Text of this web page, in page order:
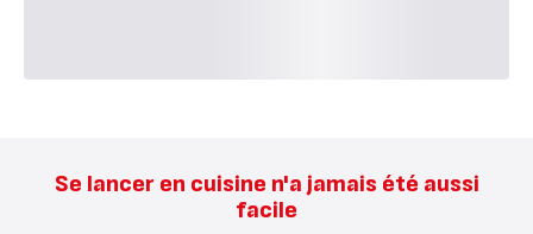
Se lancer en cuisine n'a jamais été aussi
facile